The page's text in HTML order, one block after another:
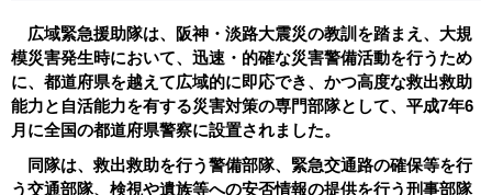
広域緊急援助隊は、阪神・淡路大震災の教訓を踏まえ、大規
模災害発生時において、迅速・的確な災害警備活動を行うため
に、都道府県を越えて広域的に即応でき、かつ高度な救出救助
能力と自活能力を有する災害対策の専門部隊として、平成7年6
月に全国の都道府県警察に設置されました。
同隊は、救出救助を行う警備部隊、緊急交通路の確保等を行
う交通部隊、検視や遺族等への安否情報の提供を行う刑事部隊